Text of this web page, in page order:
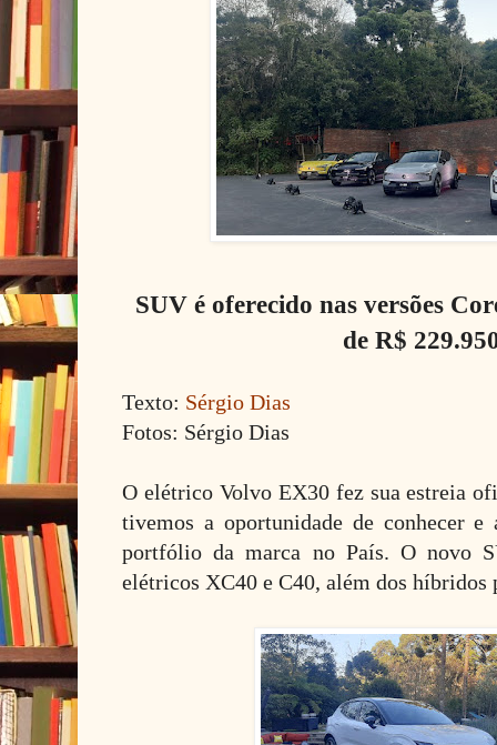
SUV é oferecido nas versões
de R$
Texto: Sérgio Dias
Fotos: Sérgio Dias
O elétrico Volvo EX30 fez sua estreia
tivemos a oportunidade de conhecer
portfólio da marca no País. O novo
elétricos XC40 e C40, além dos